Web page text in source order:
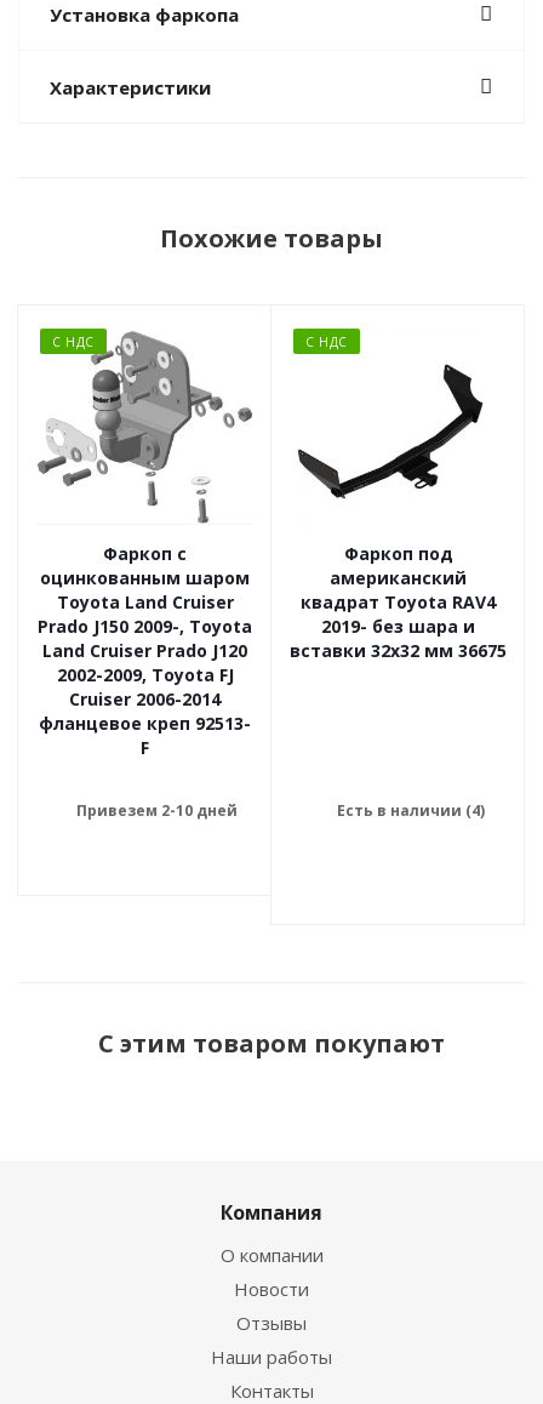
Установка фаркопа
Характеристики
Похожие товары
С НДС
Фаркоп с
оцинкованным шаром
Toyota Land Cruiser
Prado J150 2009-, Toyota
Land Cruiser Prado J120
2002-2009, Toyota FJ
Cruiser 2006-2014
фланцевое креп 92513-
F
Привезем 2-10 дней
С НДС
Фаркоп под
американский
квадрат Toyota RAV4
2019- без шара и
вставки 32x32 мм 36675
Есть в наличии (4)
С этим товаром покупают
Компания
О компании
Новости
Отзывы
Наши работы
Контакты